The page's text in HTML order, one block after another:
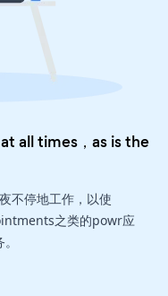
all times，as is the
不停地工作，以使
之类的powr应